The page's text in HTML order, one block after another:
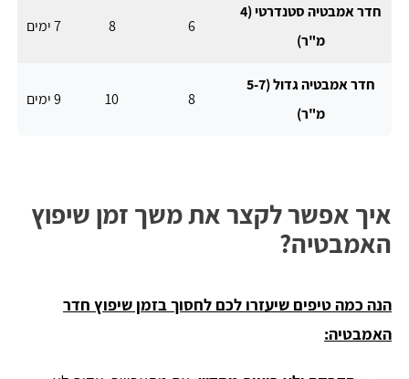
חדר אמבטיה סטנדרטי (4
מ"ר)
6
8 7 ימים
חדר אמבטיה גדול (5-7
מ"ר)
8
10 9 ימים
איך אפשר לקצר את משך זמן שיפוץ
האמבטיה?
הנה כמה טיפים שיעזרו לכם לחסוך בזמן שיפוץ חדר
האמבטיה: